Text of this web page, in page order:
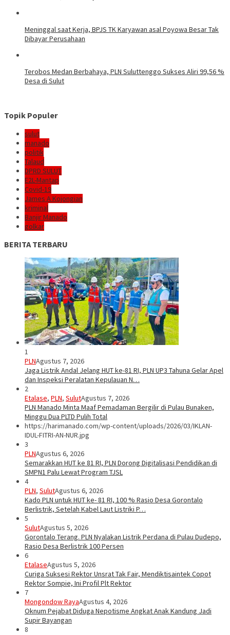
Meninggal saat Kerja, BPJS TK Karyawan asal Poyowa Besar Tak
Dibayar Perusahaan
Terobos Medan Berbahaya, PLN Suluttenggo Sukses Aliri 99,56 %
Desa di Sulut
Topik Populer
sulut
manado
politik
Talaud
DPRD SULUT
E2L-Mantap
Covid-19
James A Kojongian
kriminal
Banjir Manado
golkar
BERITA TERBARU
1
PLNAgustus 7, 2026
Jaga Listrik Andal Jelang HUT ke-81 RI, PLN UP3 Tahuna Gelar Apel
dan Inspeksi Peralatan Kepulauan N…
2
Etalase, PLN, SulutAgustus 7, 2026
PLN Manado Minta Maaf Pemadaman Bergilir di Pulau Bunaken,
Minggu Dua PLTD Pulih Total
https://harimanado.com/wp-content/uploads/2026/03/IKLAN-
IDUL-FITRI-AN-NUR.jpg
3
PLNAgustus 6, 2026
Semarakkan HUT ke 81 RI, PLN Dorong Digitalisasi Pendidikan di
SMPN1 Palu Lewat Program TJSL
4
PLN, SulutAgustus 6, 2026
Kado PLN untuk HUT ke- 81 RI, 100 % Rasio Desa Gorontalo
Berlistrik, Setelah Kabel Laut Listriki P…
5
SulutAgustus 5, 2026
Gorontalo Terang. PLN Nyalakan Listrik Perdana di Pulau Dudepo,
Rasio Desa Berlistrik 100 Persen
6
EtalaseAgustus 5, 2026
Curiga Suksesi Rektor Unsrat Tak Fair, Mendiktisaintek Copot
Rektor Sompie, Ini Profil Plt Rektor
7
Mongondow RayaAgustus 4, 2026
Oknum Pejabat Diduga Nepotisme Angkat Anak Kandung Jadi
Supir Bayangan
8